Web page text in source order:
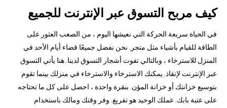
كيف مربح التسوق عبر الإنترنت للجميع
في الحياة سريعة الحركة التي نعيشها اليوم ، من الصعب العثور على
الطاقة للقيام بأشياء مثل متجر. نحن نفضل جميعًا قضاء أيام الأحد في
المنزل للاسترخاء ، وبالتالي تفوت أشجار التسوق لدينا. هنا يأتي التسوق
عبر الإنترنت لإنقاذ. يمكنك الاسترخاء والاسترخاء في منزلك بينما تقوم
بتوسيع خزانتك أو خزانة المؤن. بنقرة واحدة ، احصل على كل ما تحتاجه
على عتبة بابك. عملك الوحيد هو تفريغ. وفر وقتك ومالك باستخدام